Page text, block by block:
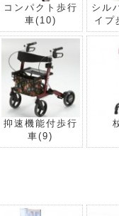
コンパクト歩行
車(10)
シル
イプ
抑速機能付歩行
車(9)